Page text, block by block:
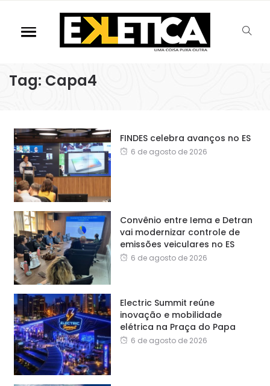
Tag: Capa4
FINDES celebra avanços no ES
6 de agosto de 2026
Convênio entre Iema e Detran
vai modernizar controle de
emissões veiculares no ES
6 de agosto de 2026
Electric Summit reúne
inovação e mobilidade
elétrica na Praça do Papa
6 de agosto de 2026